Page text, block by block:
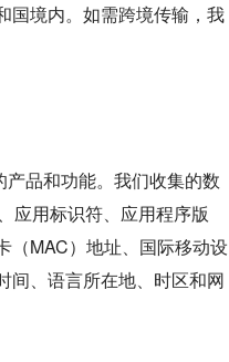
国境内。如需跨境传输，我
品和功能。我们收集的数
应用标识符、应用程序版
（MAC）地址、国际移动设
间、语言所在地、时区和网